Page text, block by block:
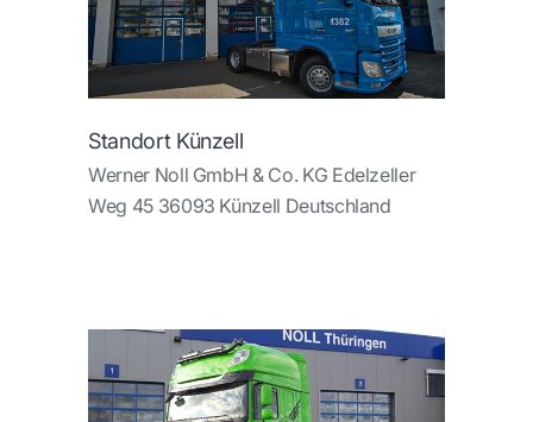
Standort Künzell
Werner Noll GmbH & Co. KG Edelzeller
Weg 45 36093 Künzell Deutschland